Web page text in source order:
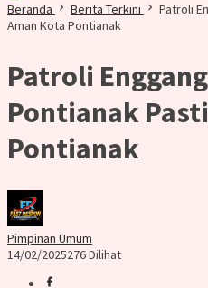
Beranda Berita Terkini
Patroli
Aman Kota Pontianak
Patroli
Pontianak
Pontianak
Pimpinan Umum
14/02/2025276 Dilihat